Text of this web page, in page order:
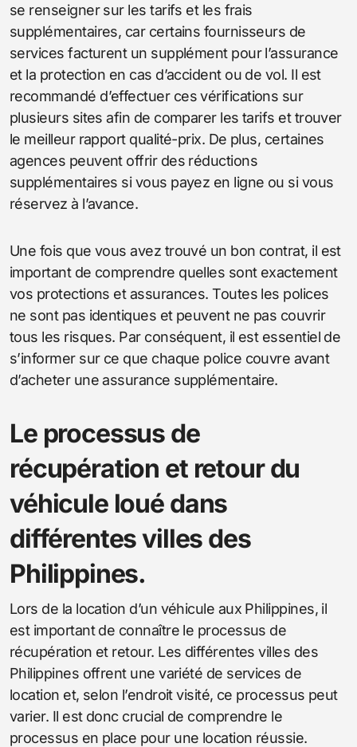
se renseigner sur les tarifs et les frais
supplémentaires, car certains fournisseurs de
services facturent un supplément pour l’assurance
et la protection en cas d’accident ou de vol. Il est
recommandé d’effectuer ces vérifications sur
plusieurs sites afin de comparer les tarifs et trouver
le meilleur rapport qualité-prix. De plus, certaines
agences peuvent offrir des réductions
supplémentaires si vous payez en ligne ou si vous
réservez à l’avance.
Une fois que vous avez trouvé un bon contrat, il est
important de comprendre quelles sont exactement
vos protections et assurances. Toutes les polices
ne sont pas identiques et peuvent ne pas couvrir
tous les risques. Par conséquent, il est essentiel de
s’informer sur ce que chaque police couvre avant
d’acheter une assurance supplémentaire.
Le processus de
récupération et retour du
véhicule loué dans
différentes villes des
Philippines.
Lors de la location d’un véhicule aux Philippines, il
est important de connaître le processus de
récupération et retour. Les différentes villes des
Philippines offrent une variété de services de
location et, selon l’endroit visité, ce processus peut
varier. Il est donc crucial de comprendre le
processus en place pour une location réussie.